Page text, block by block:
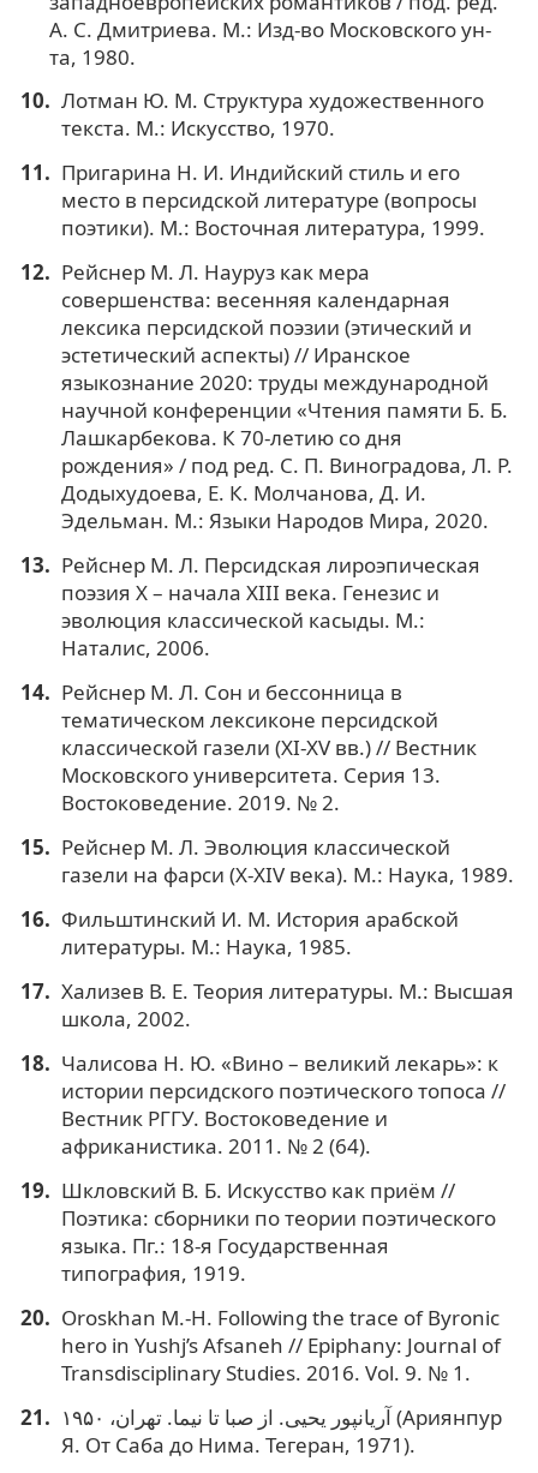
А. С. Дмитриева. М.: Изд-во Московского ун-
та, 1980.
Лотман Ю. М. Структура художественного
текста. М.: Искусство, 1970.
Пригарина Н. И. Индийский стиль и его
место в персидской литературе (вопросы
поэтики). М.: Восточная литература, 1999.
Рейснер М. Л. Науруз как мера
совершенства: весенняя календарная
лексика персидской поэзии (этический и
эстетический аспекты) // Иранское
языкознание 2020: труды международной
научной конференции «Чтения памяти Б. Б.
Лашкарбекова. К 70-летию со дня
рождения» / под ред. С. П. Виноградова, Л. Р.
Додыхудоева, Е. К. Молчанова, Д. И.
Эдельман. М.: Языки Народов Мира, 2020.
Рейснер М. Л. Персидская лироэпическая
поэзия X – начала XIII века. Генезис и
эволюция классической касыды. М.:
Наталис, 2006.
Рейснер М. Л. Сон и бессонница в
тематическом лексиконе персидской
классической газели (XI-XV вв.) // Вестник
Московского университета. Серия 13.
Востоковедение. 2019. № 2.
Рейснер М. Л. Эволюция классической
газели на фарси (X-XIV века). М.: Наука, 1989.
Фильштинский И. М. История арабской
литературы. М.: Наука, 1985.
Хализев В. Е. Теория литературы. М.: Высшая
школа, 2002.
Чалисова Н. Ю. «Вино – великий лекарь»: к
истории персидского поэтического топоса //
Вестник РГГУ. Востоковедение и
африканистика. 2011. № 2 (64).
Шкловский В. Б. Искусство как приём //
Поэтика: сборники по теории поэтического
языка. Пг.: 18-я Государственная
типография, 1919.
Oroskhan M.-H. Following the trace of Byronic
hero in Yushj’s Afsaneh // Epiphany: Journal of
Transdisciplinary Studies. 2016. Vol. 9. № 1.
آریانپور یحیی. از صبا تا نیما. تهران، ۱۹۵۰ (Ариянпур
Я. От Саба до Нима. Тегеран, 1971).